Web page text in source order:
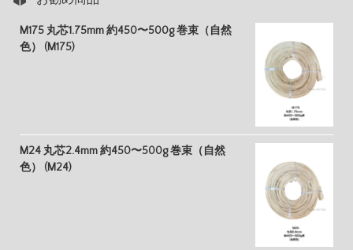
M175 丸芯1.75mm 約450〜500g 巻束（自然
色） (M175)
M24 丸芯2.4mm 約450〜500g 巻束（自然
色） (M24)